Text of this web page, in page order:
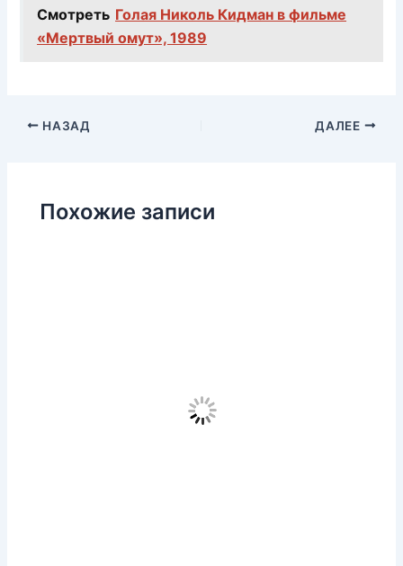
Смотреть Голая Николь Кидман в фильме
«Мертвый омут», 1989
НАЗАД ДАЛЕЕ
Похожие записи